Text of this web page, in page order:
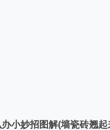
小妙招图解(墙瓷砖翘